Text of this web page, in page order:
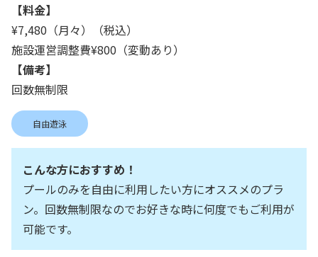
【料金】
¥7,480（月々）（税込）
施設運営調整費¥800（変動あり）
【備考】
回数無制限
自由遊泳
こんな方におすすめ！
プールのみを自由に利用したい方にオススメのプラ
ン。回数無制限なのでお好きな時に何度でもご利用が
可能です。